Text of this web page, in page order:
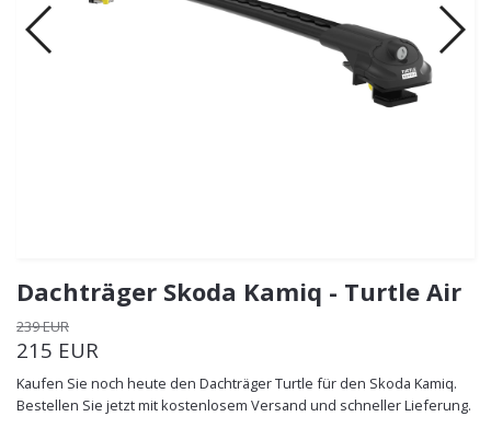
Dachträger Skoda Kamiq - Turtle Air
239 EUR
215 EUR
Kaufen Sie noch heute den Dachträger Turtle für den Skoda Kamiq.
Bestellen Sie jetzt mit kostenlosem Versand und schneller Lieferung.